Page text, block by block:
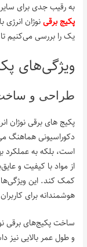
به رقیب جدی برای
پکیج‌ برقینوژان انرژی
یک را بررسی می‌کنیم
ویژگی‌های
طراحی و
پکیج‌ های برقی نوژان
دکوراسیونی هماهنگ
است، بلکه به عملکرد
از مواد با کیفیت و
کمک کند. این ویژگی‌ها
هوشمندانه برای
ساخت پکیج‌های برقی
و طول عمر بالایی نیز